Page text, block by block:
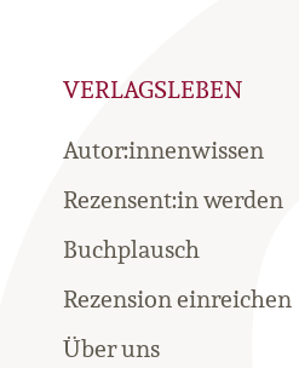
VERLAGSLEBEN
Autor:innenwissen
Rezensent:in werden
Buchplausch
Rezension einreichen
Über uns